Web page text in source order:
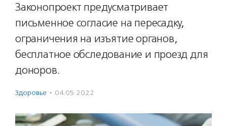
Законопроект предусматривает
письменное согласие на пересадку,
ограничения на изъятие органов,
бесплатное обследование и проезд для
доноров.
Здоровье · 04.05.2022